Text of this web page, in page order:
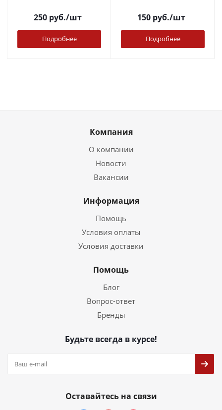
250руб./шт
Подробнее
150руб./шт
Подробнее
Компания
О компании
Новости
Вакансии
Информация
Помощь
Условия оплаты
Условия доставки
Помощь
Блог
Вопрос-ответ
Бренды
Будьте всегда в курсе!
Оставайтесь на связи